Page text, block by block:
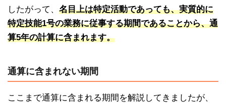
したがって、 名目上は特定活動であっても、実質的に
特定技能1号の業務に従事する期間であることから、通
算5年の計算に含まれます。
通算に含まれない期間
ここまで通算に含まれる期間を解説してきましたが、